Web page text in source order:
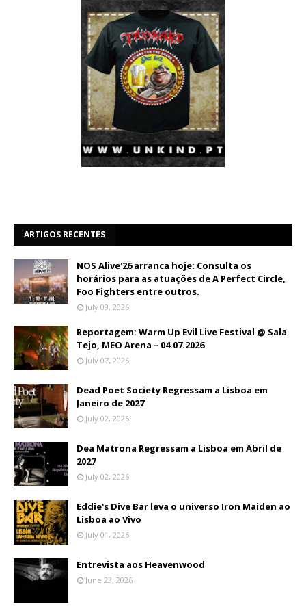
ARTIGOS RECENTES
NOS Alive'26 arranca hoje: Consulta os
horários para as atuações de A Perfect Circle,
Foo Fighters entre outros.
July 09, 2026
Reportagem: Warm Up Evil Live Festival @ Sala
Tejo, MEO Arena – 04.07.2026
July 07, 2026
Dead Poet Society Regressam a Lisboa em
Janeiro de 2027
July 02, 2026
Dea Matrona Regressam a Lisboa em Abril de
2027
July 02, 2026
Eddie's Dive Bar leva o universo Iron Maiden ao
Lisboa ao Vivo
July 01, 2026
Entrevista aos Heavenwood
June 23, 2026